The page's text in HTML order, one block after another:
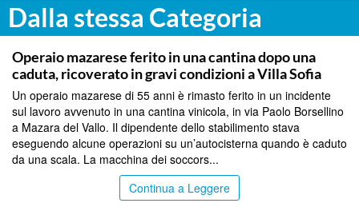
Dalla stessa Categoria
PALERMO
Operaio mazarese ferito in una cantina dopo una
caduta, ricoverato in gravi condizioni a Villa Sofia
Un operaio mazarese di 55 anni è rimasto ferito in un incidente
sul lavoro avvenuto in una cantina vinicola, in via Paolo Borsellino
a Mazara del Vallo. Il dipendente dello stabilimento stava
eseguendo alcune operazioni su un’autocisterna quando è caduto
da una scala. La macchina dei soccors...
Continua a Leggere